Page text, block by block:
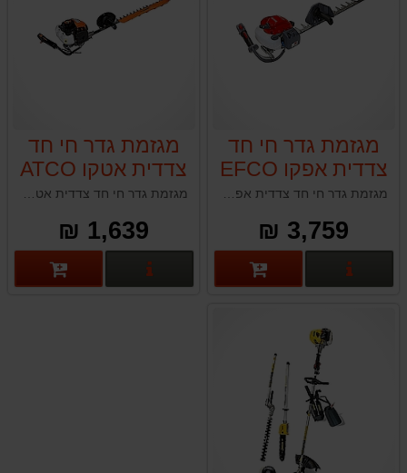
מגזמת גדר חי חד
צדדית אפקו EFCO
TGS2470
3,759 ₪
פרטים נוספים
מגזמת גדר חי חד
צדדית אטקו ATCO
L700D
1,639 ₪
פרטים נוספים